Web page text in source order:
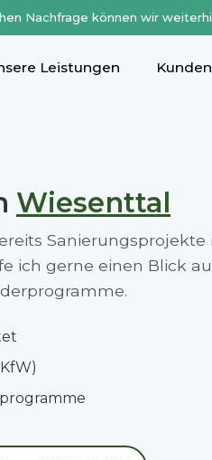
Nachfrage können wir
Leistungen
Wiesenttal
Sanierungsprojekte
ich gerne einen Blick